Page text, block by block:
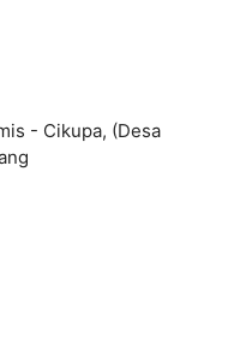
- Cikupa, (Desa